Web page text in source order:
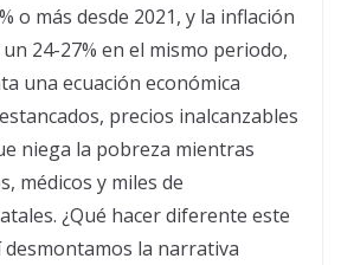
o más desde 2021, y la inflación
24-27% en el mismo periodo,
una ecuación económica
precios inalcanzables
niega la pobreza mientras
médicos y miles de
¿Qué hacer diferente este
desmontamos la narrativa